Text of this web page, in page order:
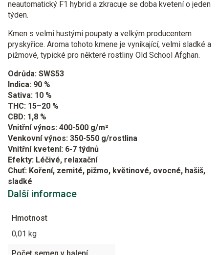
neautomatický F1 hybrid a zkracuje se doba kvetení o jeden
týden.
Kmen s velmi hustými poupaty a velkým producentem
pryskyřice. Aroma tohoto kmene je vynikající, velmi sladké a
pižmové, typické pro některé rostliny Old School Afghan.
Odrůda: SWS53
Indica: 90 %
Sativa: 10 %
THC: 15–20 %
CBD: 1,8 %
Vnitřní výnos: 400-500 g/m²
Venkovní výnos: 350-550 g/rostlina
Vnitřní kvetení: 6-7 týdnů
Efekty: Léčivé, relaxační
Chuť: Koření, zemité, pižmo, květinové, ovocné, hašiš,
sladké
Další informace
Hmotnost
0,01 kg